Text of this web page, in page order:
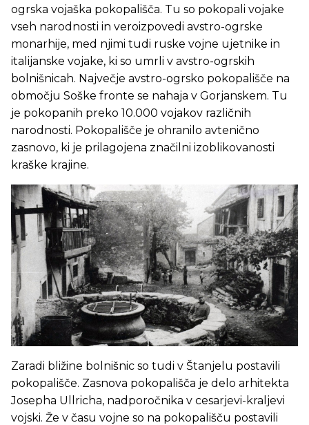
ogrska vojaška pokopališča. Tu so pokopali vojake
vseh narodnosti in veroizpovedi avstro-ogrske
monarhije, med njimi tudi ruske vojne ujetnike in
italijanske vojake, ki so umrli v avstro-ogrskih
bolnišnicah. Največje avstro-ogrsko pokopališče na
območju Soške fronte se nahaja v Gorjanskem. Tu
je pokopanih preko 10.000 vojakov različnih
narodnosti. Pokopališče je ohranilo avtenično
zasnovo, ki je prilagojena značilni izoblikovanosti
kraške krajine.
Zaradi bližine bolnišnic so tudi v Štanjelu postavili
pokopališče. Zasnova pokopališča je delo arhitekta
Josepha Ullricha, nadporočnika v cesarjevi-kraljevi
vojski. Že v času vojne so na pokopališču postavili